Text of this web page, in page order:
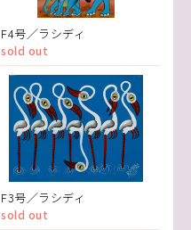
F4号／ラシディ
sold out
F3号／ラシディ
sold out